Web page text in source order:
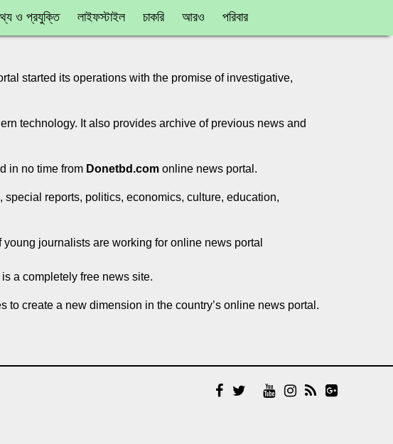
ও প্রযুক্তি লাইফস্টাইল চাকরি আরও পরিবার
started its operations with the promise of investigative,
technology. It also provides archive of previous news and
in no time from Donetbd.com online news portal.
reports, politics, economics, culture, education,
journalists are working for online news portal
is a completely free news site.
create a new dimension in the country’s online news portal.